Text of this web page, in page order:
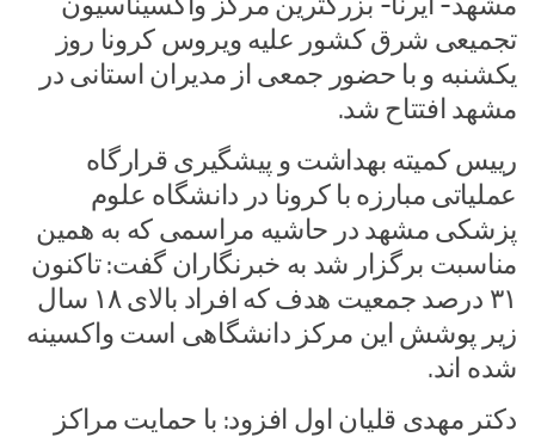
تجمیعی شرق کشور علیه ویروس کرونا روز
یکشنبه و با حضور جمعی از مدیران استانی در
مشهد افتتاح شد.
رییس کمیته بهداشت و پیشگیری قرارگاه
عملیاتی مبارزه با کرونا در دانشگاه علوم
پزشکی مشهد در حاشیه مراسمی که به همین
مناسبت برگزار شد به خبرنگاران گفت: تاکنون
۳۱ درصد جمعیت هدف که افراد بالای ۱۸ سال
زیر پوشش این مرکز دانشگاهی است واکسینه
شده اند.
دکتر مهدی قلیان اول افزود: با حمایت مراکز